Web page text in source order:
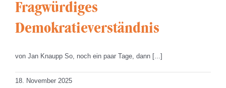
Fragwürdiges
Demokratieverständnis
von Jan Knaupp So, noch ein paar Tage, dann [...]
18. November 2025